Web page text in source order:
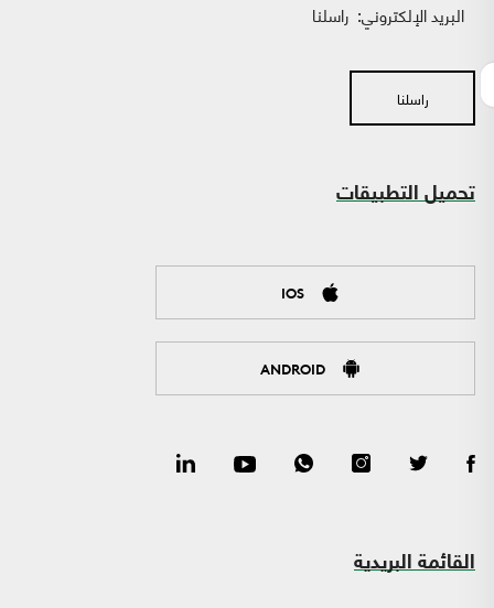
البريد الإلكتروني: راسلنا
راسلنا
تحميل التطبيقات
IOS
ANDROID
القائمة البريدية